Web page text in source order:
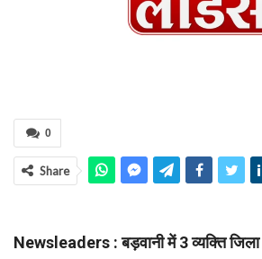
0
Share
Newsleaders : बड़वानी में 3 व्यक्ति